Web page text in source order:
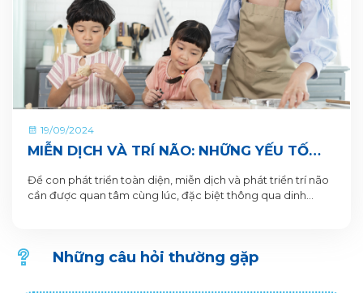
19/09/2024
MIỄN DỊCH VÀ TRÍ NÃO: NHỮNG YẾU TỐ
DIỆN
Để con phát triển toàn diện, miễn dịch và phát triển trí não
cần được quan tâm cùng lúc, đặc biệt thông qua dinh
Những câu hỏi thường gặp